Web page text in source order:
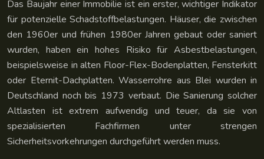
Das Baujahr einer Immobilie ist ein erster, wichtiger Indikator
für potenzielle Schadstoffbelastungen. Häuser, die zwischen
den 1960er und frühen 1980er Jahren gebaut oder saniert
wurden, haben ein hohes Risiko für Asbestbelastungen,
beispielsweise in alten Floor-Flex-Bodenplatten, Fensterkitt
oder Eternit-Dachplatten. Wasserrohre aus Blei wurden in
Deutschland noch bis 1973 verbaut. Die Sanierung solcher
Altlasten ist extrem aufwendig und teuer, da sie von
spezialisierten Fachfirmen unter strengen
Sicherheitsvorkehrungen durchgeführt werden muss.